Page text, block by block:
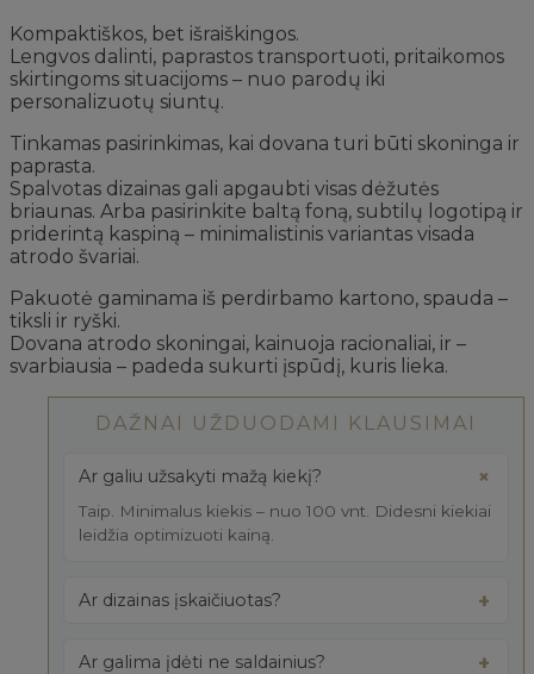
Kompaktiškos, bet išraiškingos.
Lengvos dalinti, paprastos transportuoti, pritaikomos
skirtingoms situacijoms – nuo parodų iki
personalizuotų siuntų.
Tinkamas pasirinkimas, kai dovana turi būti skoninga ir
paprasta.
Spalvotas dizainas gali apgaubti visas dėžutės
briaunas. Arba pasirinkite baltą foną, subtilų logotipą ir
priderintą kaspiną – minimalistinis variantas visada
atrodo švariai.
Pakuotė gaminama iš perdirbamo kartono, spauda –
tiksli ir ryški.
Dovana atrodo skoningai, kainuoja racionaliai, ir –
svarbiausia – padeda sukurti įspūdį, kuris lieka.
DAŽNAI UŽDUODAMI KLAUSIMAI
Ar galiu užsakyti mažą kiekį?
Taip. Minimalus kiekis – nuo 100 vnt. Didesni kiekiai
leidžia optimizuoti kainą.
Ar dizainas įskaičiuotas?
Ar galima įdėti ne saldainius?